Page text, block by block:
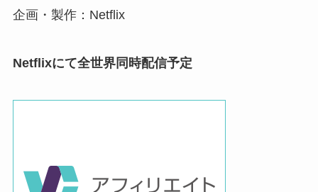
企画・製作：Netflix
Netflixにて全世界同時配信予定